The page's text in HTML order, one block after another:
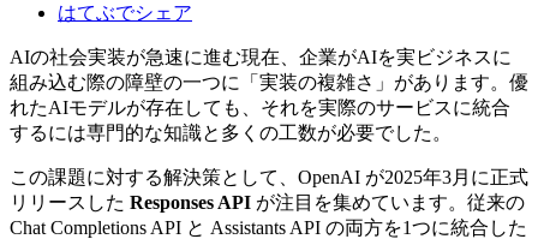
はてぶでシェア
AIの社会実装が急速に進む現在、企業がAIを実ビジネスに
組み込む際の障壁の一つに「実装の複雑さ」があります。優
れたAIモデルが存在しても、それを実際のサービスに統合
するには専門的な知識と多くの工数が必要でした。
この課題に対する解決策として、OpenAI が2025年3月に正式
リリースした Responses API が注目を集めています。従来の
Chat Completions API と Assistants API の両方を1つに統合した